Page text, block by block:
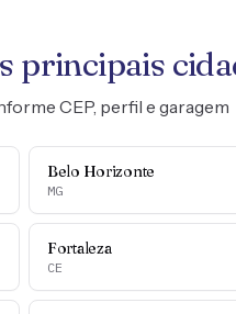
principais
CEP, perfil e garagem
Belo Horizonte
MG
Fortaleza
CE